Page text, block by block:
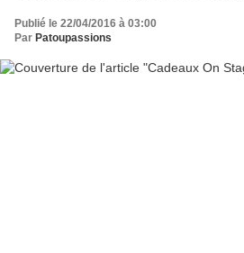
Publié le 22/04/2016 à 03:00
Par Patoupassions